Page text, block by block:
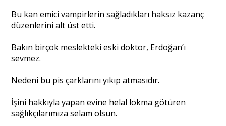
Bu kan emici vampirlerin sağladıkları haksız kazanç
düzenlerini alt üst etti.
Bakın birçok meslekteki eski doktor, Erdoğan’ı
sevmez.
Nedeni bu pis çarklarını yıkıp atmasıdır.
İşini hakkıyla yapan evine helal lokma götüren
sağlıkçılarımıza selam olsun.